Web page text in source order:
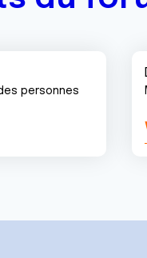
personnes